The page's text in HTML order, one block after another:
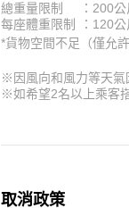
總重量限制
：200
每座體重限制
：120
*貨物空間不足（僅允
※因風向和風力等天氣
※如希望2名以上乘客
取消政策